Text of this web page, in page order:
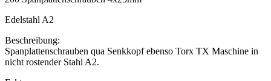
Edelstahl A2
Beschreibung:
Spanplattenschrauben qua Senkkopf ebenso Torx TX Maschine in
nicht rostender Stahl A2.